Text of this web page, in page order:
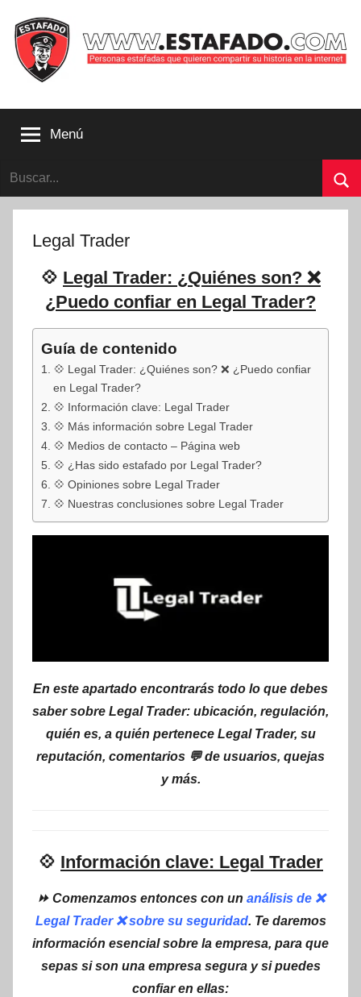
contenido
que
compartir
su
internet
Estafado.com
Menú
Buscar:
Legal Trader
💠 Legal Trader: ¿Quiénes son? ❌
¿Puedo confiar en Legal Trader?
Guía de contenido
💠 Legal Trader: ¿Quiénes son? ❌ ¿Puedo confiar
en Legal Trader?
💠 Información clave: Legal Trader
💠 Más información sobre Legal Trader
💠 Medios de contacto – Página web
💠 ¿Has sido estafado por Legal Trader?
💠 Opiniones sobre Legal Trader
💠 Nuestras conclusiones sobre Legal Trader
En este apartado encontrarás todo lo que debes
saber sobre Legal Trader: ubicación, regulación,
quién es, a quién pertenece Legal Trader, su
reputación, comentarios 💬 de usuarios, quejas
y más.
💠 Información clave: Legal Trader
⏩ Comenzamos entonces con un análisis de ❌
Legal Trader ❌ sobre su seguridad. Te daremos
información esencial sobre la empresa, para que
sepas si son una empresa segura y si puedes
confiar en ellas: